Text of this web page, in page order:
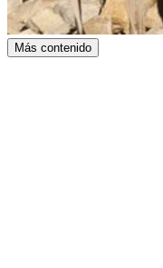
Más contenido